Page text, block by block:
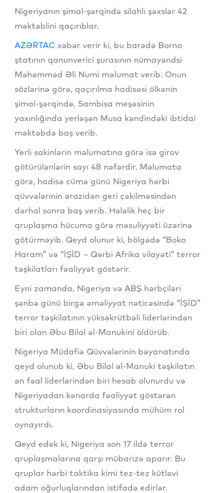
Nigeriyanın şimal-şərqində silahlı şəxslər 42
məktəblini qaçırıblar.
AZƏRTAC xəbər verir ki, bu barədə Borno
ştatının qanunverici şurasının nümayəndsi
Məhəmməd Əli Numi məlumat verib. Onun
sözlərinə görə, qaçırılma hadisəsi ölkənin
şimal-şərqində, Sambisa meşəsinin
yaxınlığında yerləşən Musa kəndindəki ibtidai
məktəbdə baş verib.
Yerli sakinlərin məlumatına görə isə girov
götürülənlərin sayı 48 nəfərdir. Məlumata
görə, hadisə cümə günü Nigeriya hərbi
qüvvələrinin ərazidən geri çəkilməsindən
dərhal sonra baş verib. Hələlik heç bir
qruplaşma hücuma görə məsuliyyəti üzərinə
götürməyib. Qeyd olunur ki, bölgədə “Boko
Haram” və “İŞİD – Qərbi Afrika vilayəti” terror
təşkilatları fəaliyyət göstərir.
Eyni zamanda, Nigeriya və ABŞ hərbçiləri
şənbə günü birgə əməliyyat nəticəsində “İŞİD”
terror təşkilatının yüksəkrütbəli liderlərindən
biri olan Əbu Bilal əl-Manukini öldürüb.
Nigeriya Müdafiə Qüvvələrinin bəyanatında
qeyd olunub ki, Əbu Bilal əl-Manuki təşkilatın
ən fəal liderlərindən biri hesab olunurdu və
Nigeriyadan kənarda fəaliyyət göstərən
strukturların koordinasiyasında mühüm rol
oynayırdı.
Qeyd edək ki, Nigeriya son 17 ildə terror
qruplaşmalarına qarşı mübarizə aparır. Bu
qruplar hərbi taktika kimi tez-tez kütləvi
adam oğurluqlarından istifadə edirlər.